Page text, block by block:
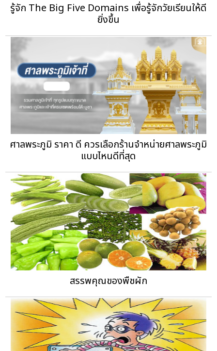
รู้จัก The Big Five Domains เพื่อรู้จักวัยเรียนให้ดี
ยิ่งขึ้น
ศาลพระภูมิ ราคา ดี ควรเลือกร้านจำหน่ายศาลพระภูมิ
แบบไหนดีที่สุด
สรรพคุณของพืชผัก